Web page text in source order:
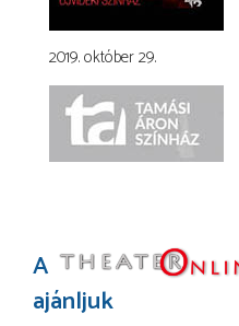
2019. október 29.
A
ajánljuk